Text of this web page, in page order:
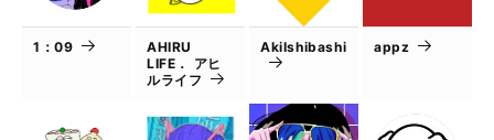
1：09
AHIRU
LIFE． アヒ
ルライフ
AkiIshibashi appz